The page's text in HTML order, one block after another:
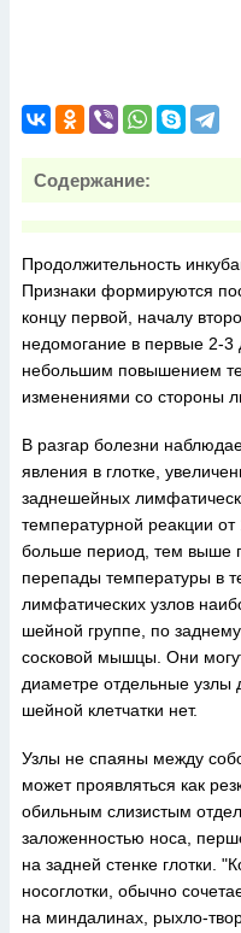
Содержание:
Продолжительность
Признаки формируются
концу первой, началу
недомогание в первые 2-
небольшим повышением
изменениями со стороны
В разгар болезни
явления в глотке,
заднешейных
температурной реакции
больше период, тем выше
перепады температуры в
лимфатических узлов
шейной группе, по
сосковой мышцы. Они
диаметре отдельные узлы
шейной клетчатки нет.
Узлы не спаяны между
может проявляться как
обильным слизистым
заложенностью носа,
на задней стенке глотки.
носоглотки, обычно
на миндалинах, рыхло-